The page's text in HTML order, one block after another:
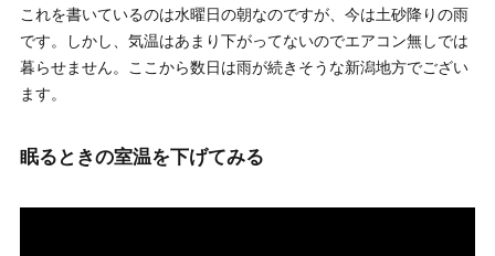
これを書いているのは水曜日の朝なのですが、今は土砂降りの雨
です。しかし、気温はあまり下がってないのでエアコン無しでは
暮らせません。ここから数日は雨が続きそうな新潟地方でござい
ます。
眠るときの室温を下げてみる